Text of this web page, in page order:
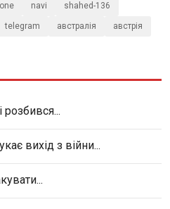
navi shahed-136
telegram австралія австрія
розбився...
вихід з війни...